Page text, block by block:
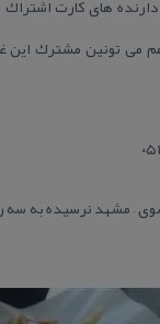
می تونین مشترك
– مشهد نرسیده به سه